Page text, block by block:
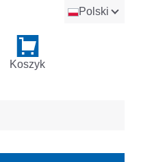
Polski
Koszyk